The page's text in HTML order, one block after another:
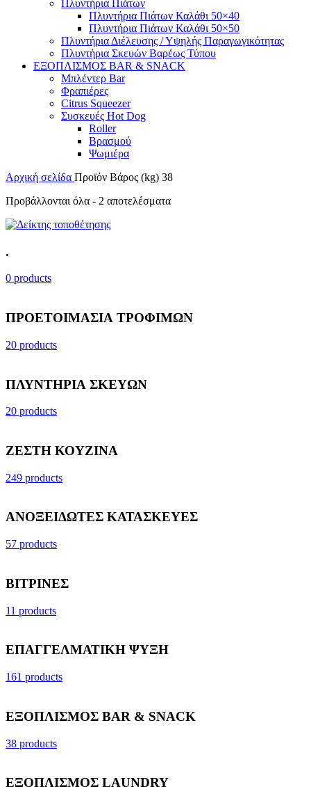
Πλυντήρια Πιάτων
Πλυντήρια Πιάτων Καλάθι 50×40
Πλυντήρια Πιάτων Καλάθι 50×50
Πλυντήρια Διέλευσης / Υψηλής Παραγωγικότητας
Πλυντήρια Σκευών Βαρέως Τύπου
ΕΞΟΠΛΙΣΜΟΣ BAR & SNACK
Μπλέντερ Bar
Φραπιέρες
Citrus Squeezer
Συσκευές Hot Dog
Roller
Βρασμού
Ψωμιέρα
Αρχική σελίδα Προϊόν Βάρος (kg) 38
Προβάλλονται όλα - 2 αποτελέσματα
.
0 products
ΠΡΟΕΤΟΙΜΑΣΙΑ ΤΡΟΦΙΜΩΝ
20 products
ΠΛΥΝΤΗΡΙΑ ΣΚΕΥΩΝ
20 products
ΖΕΣΤΗ ΚΟΥΖΙΝΑ
249 products
ΑΝΟΞΕΙΔΩΤΕΣ ΚΑΤΑΣΚΕΥΕΣ
57 products
ΒΙΤΡΙΝΕΣ
11 products
ΕΠΑΓΓΕΛΜΑΤΙΚΗ ΨΥΞΗ
161 products
ΕΞΟΠΛΙΣΜΟΣ BAR & SNACK
38 products
ΕΞΟΠΛΙΣΜΟΣ LAUNDRY